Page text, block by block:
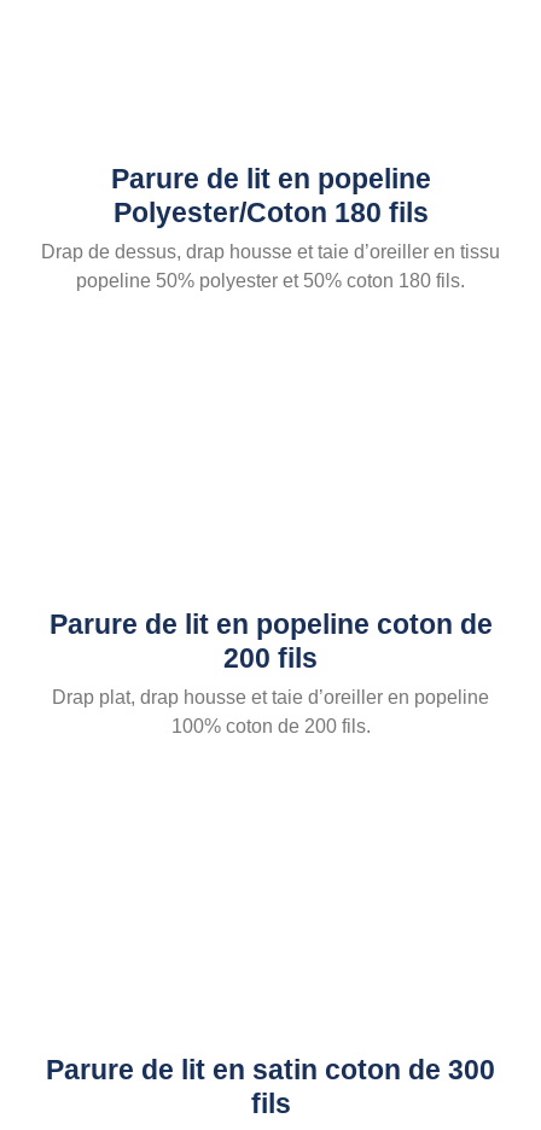
Parure de lit en popeline
Polyester/Coton 180 fils
Drap de dessus, drap housse et taie d’oreiller en tissu
popeline 50% polyester et 50% coton 180 fils.
Parure de lit en popeline coton de
200 fils
Drap plat, drap housse et taie d’oreiller en popeline
100% coton de 200 fils.
Parure de lit en satin coton de 300
fils